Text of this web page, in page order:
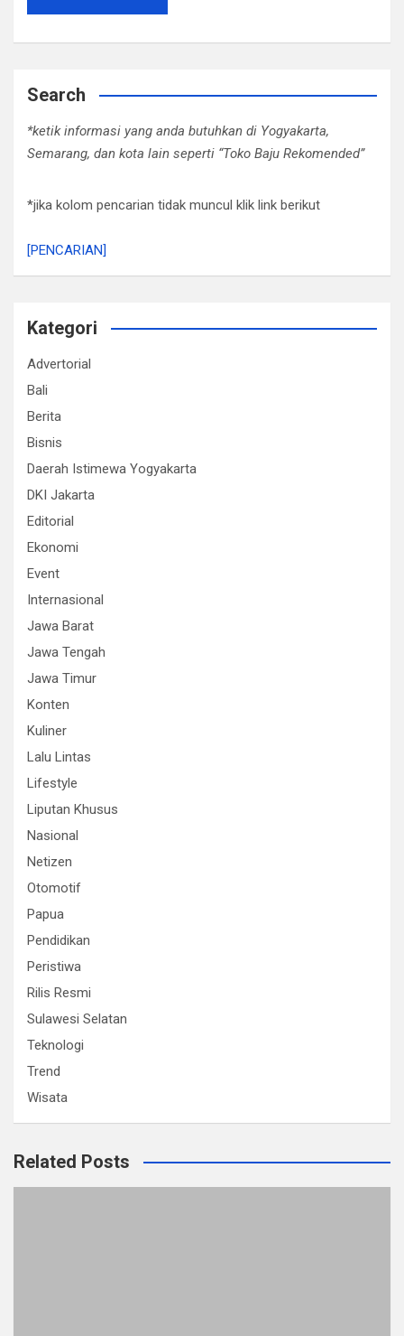
Search
*ketik informasi yang anda butuhkan di Yogyakarta,
Semarang, dan kota lain seperti “Toko Baju Rekomended”
*jika kolom pencarian tidak muncul klik link berikut
[PENCARIAN]
Kategori
Advertorial
Bali
Berita
Bisnis
Daerah Istimewa Yogyakarta
DKI Jakarta
Editorial
Ekonomi
Event
Internasional
Jawa Barat
Jawa Tengah
Jawa Timur
Konten
Kuliner
Lalu Lintas
Lifestyle
Liputan Khusus
Nasional
Netizen
Otomotif
Papua
Pendidikan
Peristiwa
Rilis Resmi
Sulawesi Selatan
Teknologi
Trend
Wisata
Related Posts